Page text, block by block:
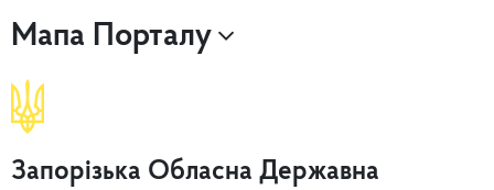
Мапа Порталу
Запорізька Обласна Державна